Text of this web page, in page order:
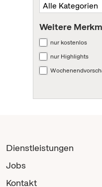
Weitere
nur kostenlos
nur Highlights
Dienstleistungen
Jobs
Kontakt